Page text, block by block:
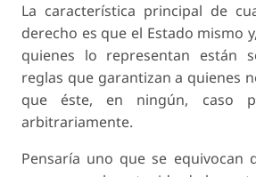
La característica principal de
derecho es que el Estado mismo
quienes lo representan están
reglas que garantizan a quienes
que éste, en ningún, caso
arbitrariamente.
Pensaría uno que se equivocan